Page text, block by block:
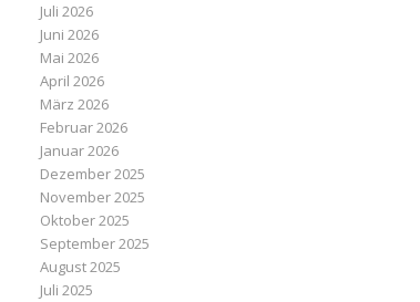
Juli 2026
Juni 2026
Mai 2026
April 2026
März 2026
Februar 2026
Januar 2026
Dezember 2025
November 2025
Oktober 2025
September 2025
August 2025
Juli 2025